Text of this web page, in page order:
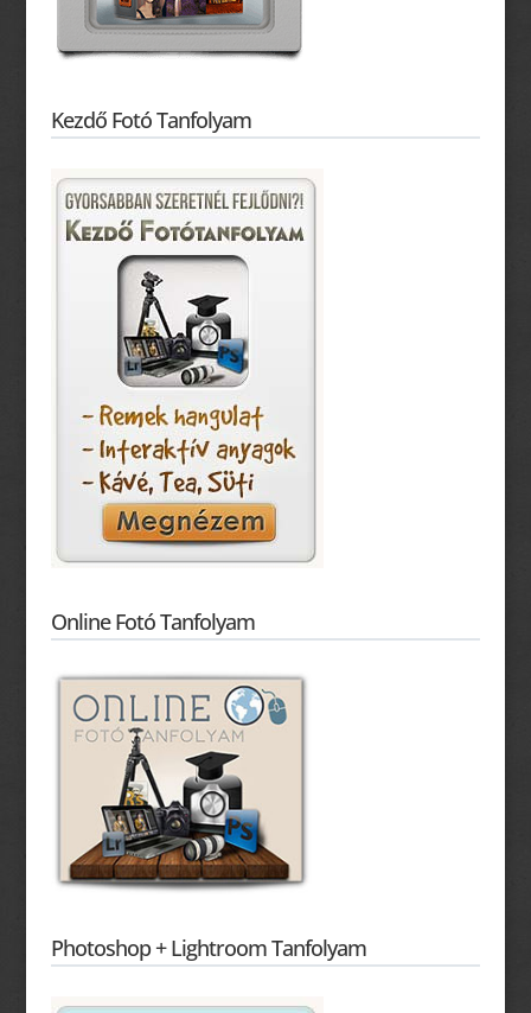
Kezdő Fotó Tanfolyam
Online Fotó Tanfolyam
Photoshop + Lightroom Tanfolyam